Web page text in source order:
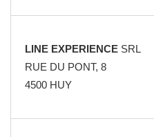
LINE EXPERIENCE SRL
RUE DU PONT, 8
4500 HUY